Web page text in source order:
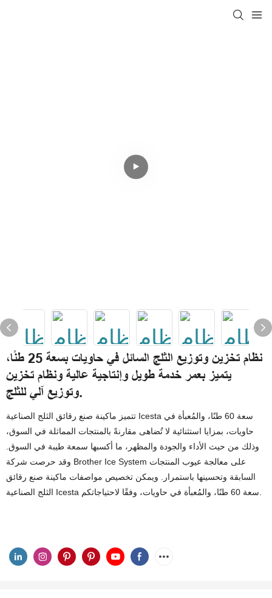
نظام تخزين وتوزيع الثلج السائل في حاويات بسعة 25 طنًا،
يتميز بعمر خدمة طويل وإنتاجية عالية ونظام تخزين
وتوزيع آلي للثلج.
تتميز ماكينة صنع رقائق الثلج الصناعية Icesta سعة 60 طنًا، والمُعبأة في
حاويات، بمزايا استثنائية لا تُضاهى مقارنةً بالمنتجات المماثلة في السوق،
وذلك من حيث الأداء والجودة والمظهر، ما أكسبها سمعة طيبة في السوق.
وقد حرصت شركة Brother Ice System على معالجة عيوب المنتجات
السابقة وتحسينها باستمرار. ويمكن تخصيص مواصفات ماكينة صنع رقائق